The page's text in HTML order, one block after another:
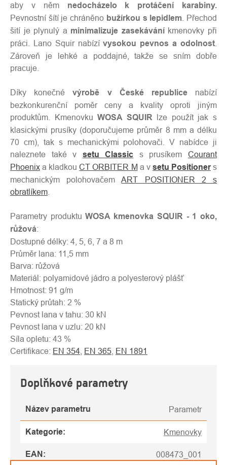
aby v něm nedocházelo k protáčení karabiny.
Pevnostní šítí je chráněno bužírkou s lepidlem . Přechod
šití je plynulý a minimalizuje zasekáváníkmenovky při
práci. Lano Squir nabízívysokou pevnos a odolnost
Zároveň je lehké a poddajné, takže se sním dobře
pracuje.
Díky konečnévýrobě v České republicenabízí
bezkonkurenční poměr ceny a kvality oproti jiným
produktům. KmenovkuWOSA SQUIR lze použít jak s
klasickými prusíky (doporučujeme průměr 8 mm a délku
70 cm), tak s mechanickými polohovači. V nabídce ji
naleznete také v setu Classic s prusíkemCourant
Phoenix a kladkouCT ORBITER Ma v setu Positioners
mechanickým polohovačemART POSITIONER 2 s
obratlíkem
Parametry produktuWOSA kmenovka SQUIR - 1 oko,
růžová:
Dostupné délky: 4, 5, 6, 7 a 8 m
Průměr lana: 11,5 mm
Barva: růžová
Materiál: polyamidové jádro a polyesterový plášť
Hmotnost: 91 g/m
Statický průtah: 2 %
Pevnost lana v tahu: 30 kN
Pevnost lana v uzlu: 20 kN
Síla opletu: 43 %
Certifikace: EN 354 EN 365 EN 1891
Doplňkové parametry
Název parametru Parametr
Kategorie: Kmenovky
EAN : 008473_001